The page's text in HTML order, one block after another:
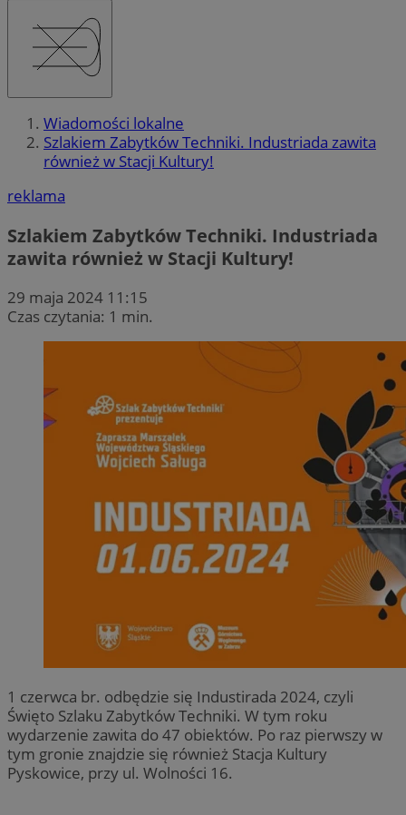
Wiadomości lokalne
Szlakiem Zabytków Techniki. Industriada zawita
również w Stacji Kultury!
reklama
Szlakiem Zabytków Techniki. Industriada
zawita również w Stacji Kultury!
29 maja 2024 11:15
Czas czytania: 1 min.
1 czerwca br. odbędzie się Industirada 2024, czyli
Święto Szlaku Zabytków Techniki. W tym roku
wydarzenie zawita do 47 obiektów. Po raz pierwszy w
tym gronie znajdzie się również Stacja Kultury
Pyskowice, przy ul. Wolności 16.